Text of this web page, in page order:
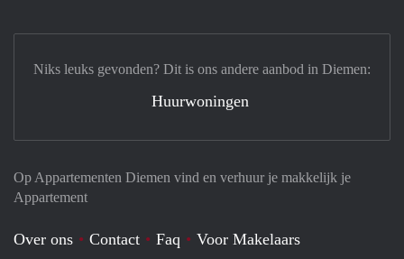
Op Appartementen Diemen vind en verhuur je makkelijk je
Appartement
Over ons Contact Faq
Voor Makelaars
Niks leuks gevonden? Dit is ons andere aanbod in Diemen:
Huurwoningen